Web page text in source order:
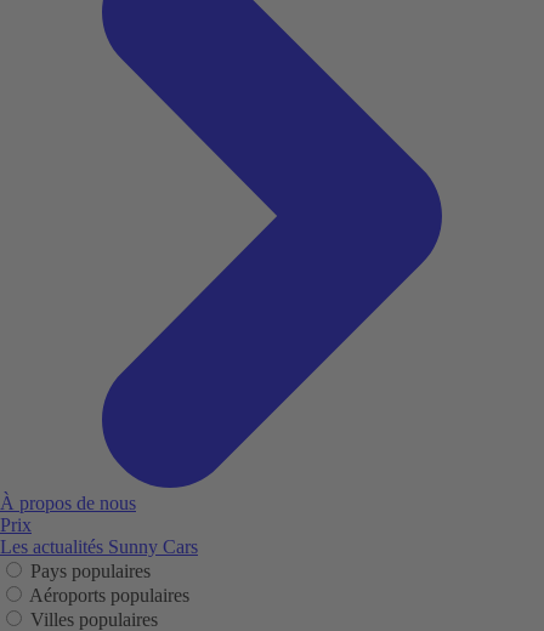
À propos de nous
Prix
Les actualités Sunny Cars
Pays populaires
Aéroports populaires
Villes populaires